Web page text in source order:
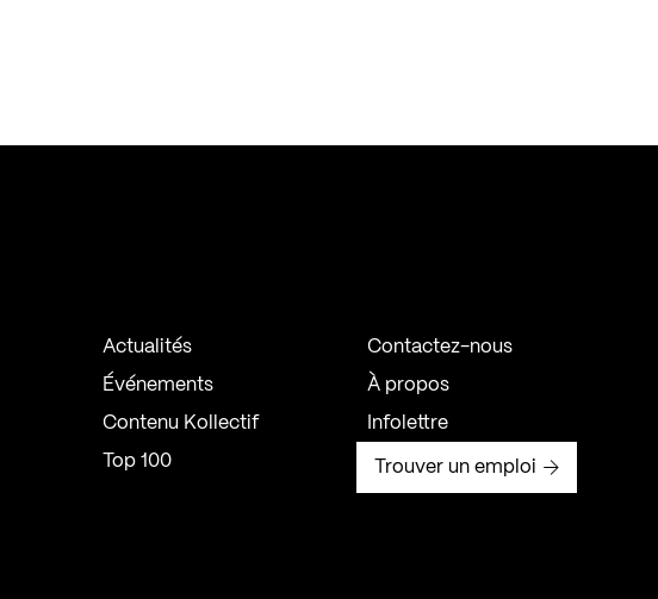
Actualités
Événements
Contenu Kollectif
Top 100
Contactez-nous
À propos
Infolettre
Trouver un emploi